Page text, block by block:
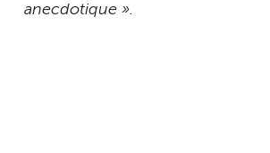
anecdotique ».